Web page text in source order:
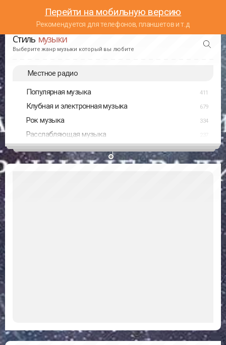
Перейти на мобильную версию
Рекомендуется для телефонов, планшетов и т.д
Стиль музыки
Выберите жанр музыки который вы любите
Местное радио
Популярная музыка 411
Клубная и электронная музыка 679
Рок музыка 334
Расслабляющая музыка